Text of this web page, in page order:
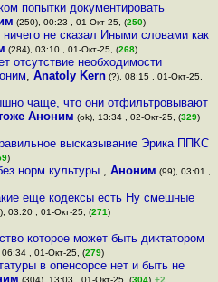
попытки документировать
(250), 00:23 , 01-Окт-25, (250)
не сказал Иными словами как
(284), 03:10 , 01-Окт-25, (268)
отсутствие необходимости
, Anatoly Kern(?), 08:15 , 01-Окт-25,
чаще, что они отфильтровывают
Аноним (ok), 13:34 , 02-Окт-25, (329)
высказывание Эрика ППКС
)
норм культуры , Аноним (99), 03:01 ,
еще кодексы есть Ну смешные
03:20 , 01-Окт-25, (271)
которое может быть диктатором
06:34 , 01-Окт-25, (279)
в опенсорсе нет и быть не
(304), 13:03 , 01-Окт-25, (304) +2